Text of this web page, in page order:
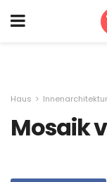
Haus Innenarchitektur
Mosaik